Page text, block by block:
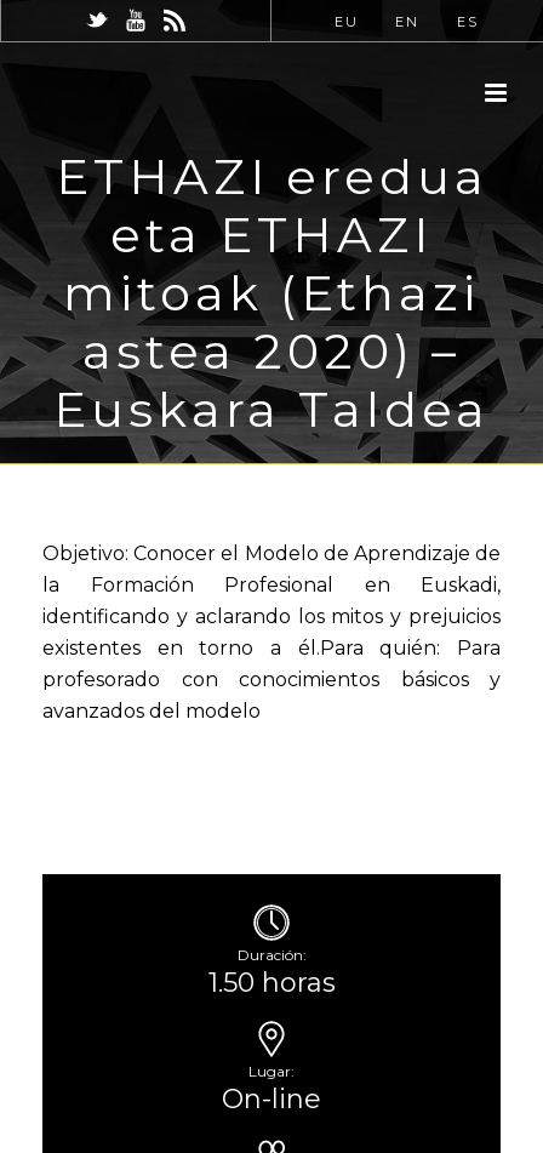
EU EN ES
ETHAZI eredua
eta ETHAZI
mitoak (Ethazi
astea 2020) –
Euskara Taldea
Objetivo: Conocer el Modelo de Aprendizaje de
la Formación Profesional en Euskadi,
identificando y aclarando los mitos y prejuicios
existentes en torno a él.Para quién: Para
profesorado con conocimientos básicos y
avanzados del modelo
Duración:
1.50 horas
Lugar:
On-line